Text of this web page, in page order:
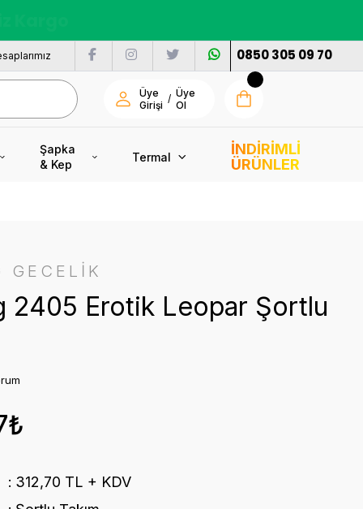
0850 305 09 70
Üye
Girişi
/ Üye
Ol
Şapka
& Kep
Termal
İNDİRİMLİ
ÜRÜNLER
GECELİK
2405 Erotik Leopar Şortlu
312,70 TL + KDV